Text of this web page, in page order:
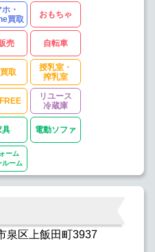
ホ・
買取
おもちゃ
売 自転車
取
授乳室・
搾乳室
リユース
冷蔵庫
具 電動ソファ
ーム
ルーム
泉区上飯田町3937